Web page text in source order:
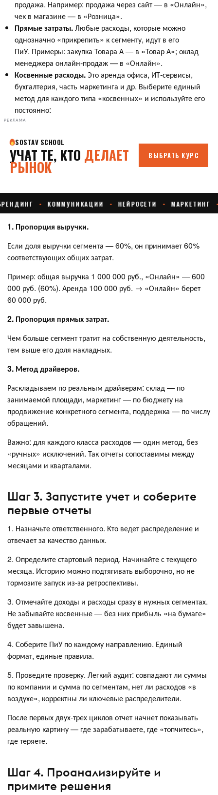
продажа. Например: продажа через сайт — в «Онлайн»,
чек в магазине — в «Розница».
Прямые затраты.Любые расходы, которые можно
однозначно «прикрепить» к сегменту, идут в его
ПиУ. Примеры: закупка Товара А — в «Товар А»; оклад
менеджера онлайн-продаж — в «Онлайн».
Косвенные расходы.Это аренда офиса, ИТ-сервисы,
бухгалтерия, часть маркетинга и др. Выберите единый
метод для каждого типа «косвенных» и используйте его
постоянно:
РЕКЛАМА
1. Пропорция выручки.
Если доля выручки сегмента — 60%, он принимает 60%
соответствующих общих затрат.
Пример: общая выручка 1 000 000 руб., «Онлайн» — 600
000 руб. (60%). Аренда 100 000 руб. → «Онлайн» берет
60 000 руб.
2. Пропорция прямых затрат.
Чем больше сегмент тратит на собственную деятельность,
тем выше его доля накладных.
3. Метод драйверов.
Раскладываем по реальным драйверам: склад — по
занимаемой площади, маркетинг — по бюджету на
продвижение конкретного сегмента, поддержка — по числу
обращений.
Важно: для каждого класса расходов — один метод, без
«ручных» исключений. Так отчеты сопоставимы между
месяцами и кварталами.
Шаг 3. Запустите учет и соберите
первые отчеты
1. Назначьте ответственного. Кто ведет распределение и
отвечает за качество данных.
2. Определите стартовый период. Начинайте с текущего
месяца. Историю можно подтягивать выборочно, но не
тормозите запуск из-за ретроспективы.
3. Отмечайте доходы и расходы сразу в нужных сегментах.
Не забывайте косвенные — без них прибыль «на бумаге»
будет завышена.
4. Соберите ПиУ по каждому направлению. Единый
формат, единые правила.
5. Проведите проверку. Легкий аудит: совпадают ли суммы
по компании и сумма по сегментам, нет ли расходов «в
воздухе», корректны ли ключевые распределители.
После первых двух-трех циклов отчет начнет показывать
реальную картину — где зарабатываете, где «топчитесь»,
где теряете.
Шаг 4. Проанализируйте и
примите решения